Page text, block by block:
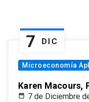
7 DIC
Microeconomía
Karen Macours,
7 de Diciembre